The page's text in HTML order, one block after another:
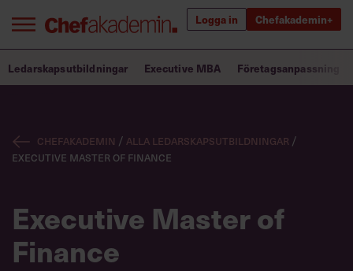
Logga in Chefakademin+
Bra ledare förändrar världen
Utbildning för ledare
Populära utbildningar
Ledarskapsutbildningar Executive MBA Företagsanpassning
Chefakademin / Alla ledarskapsutbildningar /
Executive Master of Finance
Executive Master of
Finance